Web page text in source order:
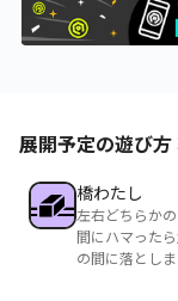
展開予定の遊び
橋わたし
左右どちらか
間にハマった
の間に落としま